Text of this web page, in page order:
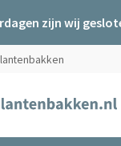
zijn wij